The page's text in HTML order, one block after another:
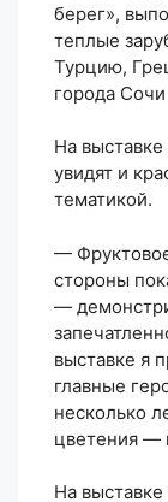
берег»,
теплые
Турцию,
города
На
увидят и
тематикой.
—
стороны
—
выставке я
главные
несколько
цветения —
На